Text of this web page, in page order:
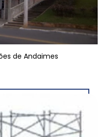
de Andaimes